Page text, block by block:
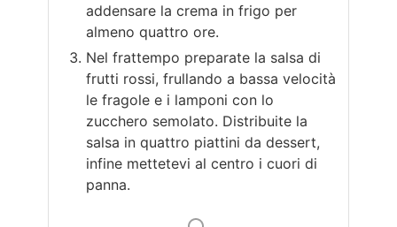
addensare la crema in frigo per
almeno quattro ore.
Nel frattempo preparate la salsa di
frutti rossi, frullando a bassa velocità
le fragole e i lamponi con lo
zucchero semolato. Distribuite la
salsa in quattro piattini da dessert,
infine mettetevi al centro i cuori di
panna.